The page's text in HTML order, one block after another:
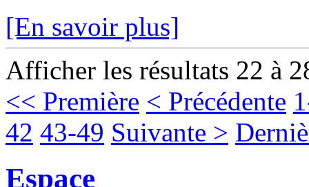
[En savoir plus]
Afficher les résultats 22 à
<< Première < Précédente
42 43-49 Suivante >
Espace